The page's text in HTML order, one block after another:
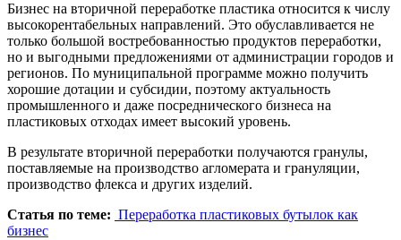
Бизнес на вторичной переработке пластика относится к числу
высокорентабельных направлений. Это обуславливается не
только большой востребованностью продуктов переработки,
но и выгодными предложениями от администрации городов и
регионов. По муниципальной программе можно получить
хорошие дотации и субсидии, поэтому актуальность
промышленного и даже посреднического бизнеса на
пластиковых отходах имеет высокий уровень.
В результате вторичной переработки получаются гранулы,
поставляемые на производство агломерата и грануляции,
производство флекса и других изделий.
Статья по теме: Переработка пластиковых бутылок как
бизнес